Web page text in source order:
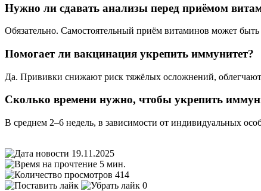
Нужно ли сдавать анализы перед приёмом
Обязательно. Самостоятельный приём витаминов может
Помогает ли вакцинация укрепить иммунитет?
Да. Прививки снижают риск тяжёлых осложнений,
Сколько времени нужно, чтобы укрепить
В среднем 2–6 недель, в зависимости от индивидуальных
19.11.2025
5 мин.
414
0